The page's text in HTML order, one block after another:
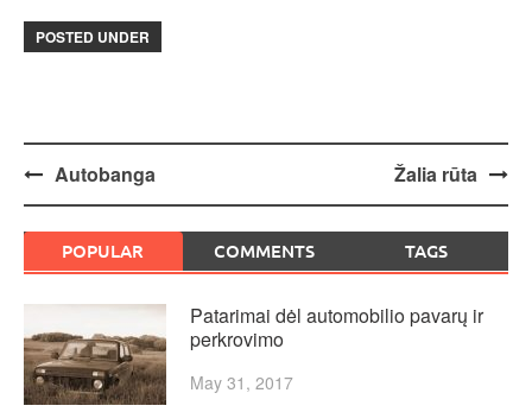
POSTED UNDER
Post
navigation
Autobanga Žalia rūta
POPULAR COMMENTS TAGS
Patarimai dėl automobilio pavarų ir
perkrovimo
May 31, 2017